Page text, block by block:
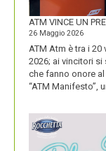
ATM VINCE UN
26 Maggio 2026
ATM Atm è tra i 20
2026; ai vincitori
che fanno onore
“ATM Manifesto”,